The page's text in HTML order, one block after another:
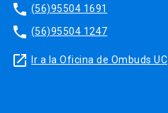
phone (56)95504 1691
phone (56)95504 1247
launch Ir a la Oficina de Ombuds UC